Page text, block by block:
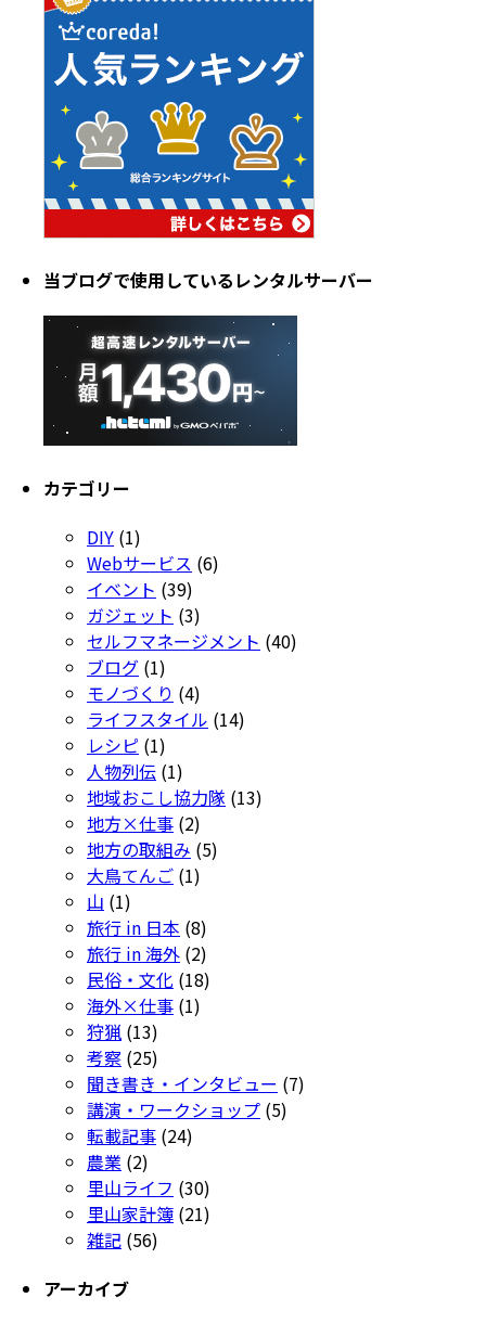
当ブログで使用しているレンタルサーバー
カテゴリー
DIY (1)
Webサービス (6)
イベント (39)
ガジェット (3)
セルフマネージメント (40)
ブログ (1)
モノづくり (4)
ライフスタイル (14)
レシピ (1)
人物列伝 (1)
地域おこし協力隊 (13)
地方×仕事 (2)
地方の取組み (5)
大鳥てんご (1)
山 (1)
旅行 in 日本 (8)
旅行 in 海外 (2)
民俗・文化 (18)
海外×仕事 (1)
狩猟 (13)
考察 (25)
聞き書き・インタビュー (7)
講演・ワークショップ (5)
転載記事 (24)
農業 (2)
里山ライフ (30)
里山家計簿 (21)
雑記 (56)
アーカイブ